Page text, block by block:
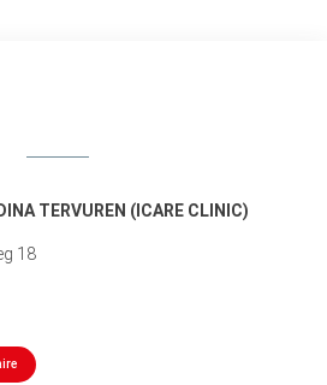
TERVUREN (ICARE CLINIC)
18